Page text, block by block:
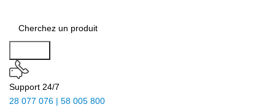
Support 24/7
28 077 076 | 58 005 800